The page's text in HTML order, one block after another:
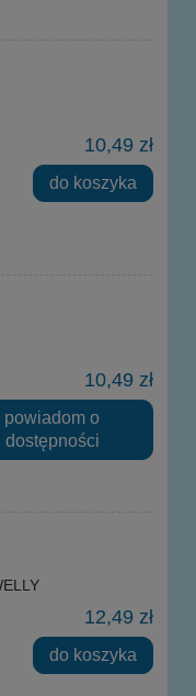
10,49 zł
do koszyka
10,49 zł
powiadom o
dostępności
12,49 zł
do koszyka